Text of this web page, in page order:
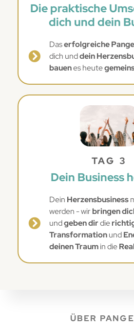
Die praktische
dich und dein
Daserfolgreiche
dich unddein
bauenes heute
TAG 3
Dein Business
Dein Herzensbusiness
werden - wirbringen
undgeben dirdie
Transformationund
deinen Traumin die
ÜBER